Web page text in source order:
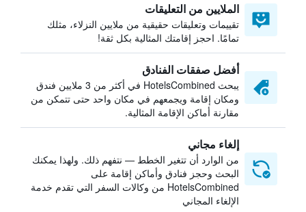
الملايين من التعليقات
تقييمات وتعليقات حقيقية من ملايين النزلاء، مثلك
تمامًا. احجز إقامتك المثالية بكل ثقة!
أفضل صفقات الفنادق
يبحث HotelsCombined في أكثر من 3 ملايين فندق
ومكان إقامة ويجمعهم في مكان واحد حتى تتمكن من
مقارنة أماكن الإقامة المثالية.
إلغاء مجاني
من الوارد أن تتغير الخطط — نتفهم ذلك. ولهذا يمكنك
البحث وحجز فنادق وأماكن إقامة على
HotelsCombined من وكالات السفر التي تقدم خدمة
الإلغاء المجاني